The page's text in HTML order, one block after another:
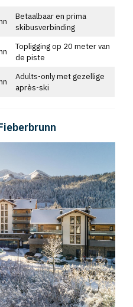
Betaalbaar en prima
skibusverbinding
Topligging op 20 meter van
de piste
Adults-only met gezellige
après-ski